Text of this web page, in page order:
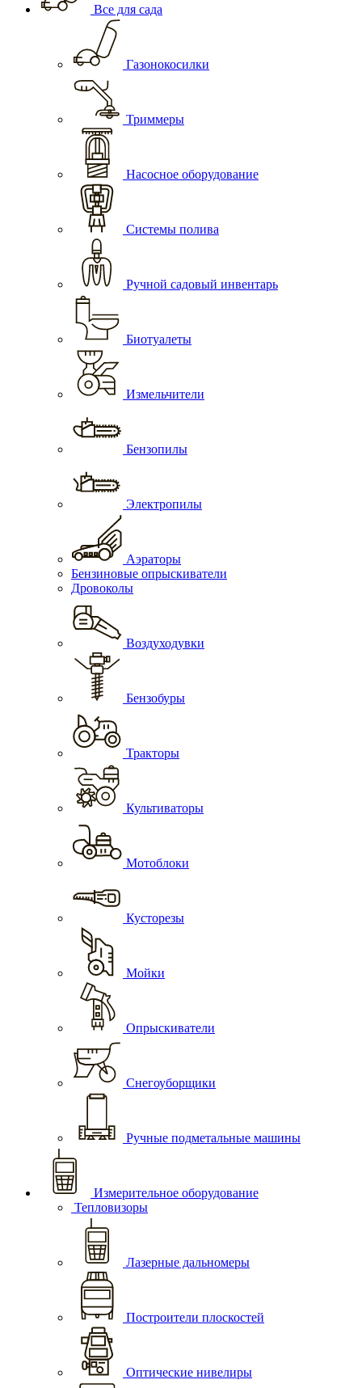
Все для сада
Газонокосилки
Триммеры
Насосное оборудование
Системы полива
Ручной садовый инвентарь
Биотуалеты
Измельчители
Бензопилы
Электропилы
Аэраторы
Бензиновые опрыскиватели
Дровоколы
Воздуходувки
Бензобуры
Тракторы
Культиваторы
Мотоблоки
Кусторезы
Мойки
Опрыскиватели
Снегоуборщики
Ручные подметальные машины
Измерительное оборудование
Тепловизоры
Лазерные дальномеры
Построители плоскостей
Оптические нивелиры